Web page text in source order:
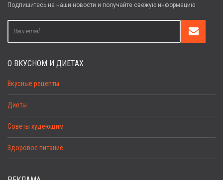
Подпишитесь на наши новости и получайте свежую информацию
О ВКУСНОМ И ДИЕТАХ
Вкусные рецепты
Диеты
Советы худеющим
Здоровое питание